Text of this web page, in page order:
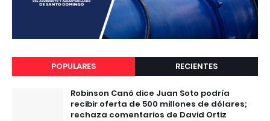
POPULARES RECIENTES
Robinson Canó dice Juan Soto podría
recibir oferta de 500 millones de dólares;
rechaza comentarios de David Ortiz